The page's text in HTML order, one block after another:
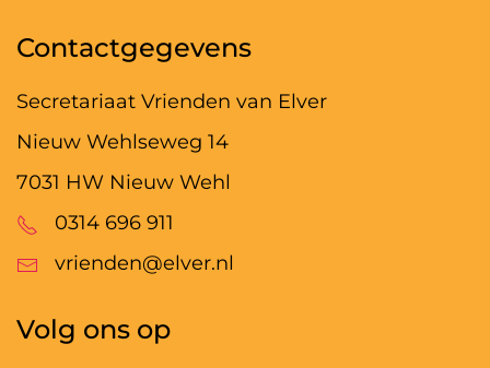
Contactgegevens
Secretariaat Vrienden van Elver
Nieuw Wehlseweg 14
7031 HW Nieuw Wehl
0314 696 911
vrienden@elver.nl
Volg ons op